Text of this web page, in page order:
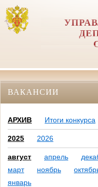
ВАКАНСИИ
АРХИВ Итоги конкурса
2025 2026
август апрель
март
ноябрь
январь